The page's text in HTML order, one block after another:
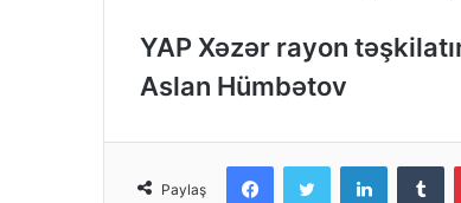
YAP Xəzər rayon
Aslan Hümbətov
Paylaş